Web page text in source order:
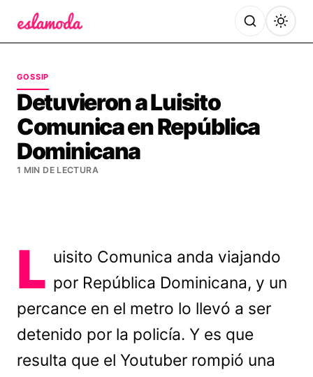
GOSSIP
Detuvieron a Luisito
Comunica en República
Dominicana
1 MIN DE LECTURA
L uisito Comunica anda viajando
por República Dominicana, y un
percance en el metro lo llevó a ser
detenido por la policía. Y es que
resulta que el Youtuber rompió una